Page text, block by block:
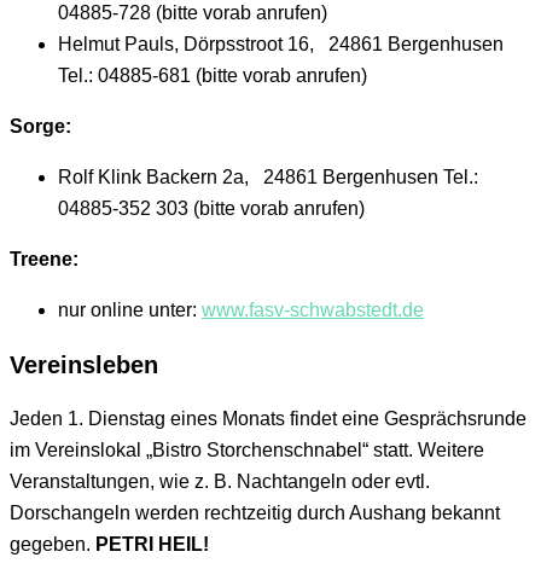
04885-728 (bitte vorab anrufen)
Helmut Pauls, Dörpsstroot 16, 24861 Bergenhusen
Tel.: 04885-681 (bitte vorab anrufen)
Sorge:
Rolf Klink Backern 2a, 24861 Bergenhusen Tel.:
04885-352 303 (bitte vorab anrufen)
Treene:
nur online unter: www.fasv-schwabstedt.de
Vereinsleben
Jeden 1. Dienstag eines Monats findet eine Gesprächsrunde
im Vereinslokal „Bistro Storchenschnabel“ statt. Weitere
Veranstaltungen, wie z. B. Nachtangeln oder evtl.
Dorschangeln werden rechtzeitig durch Aushang bekannt
gegeben. PETRI HEIL!